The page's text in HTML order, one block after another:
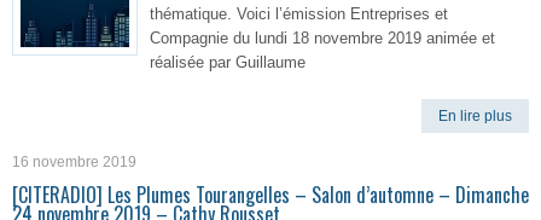
thématique. Voici l’émission Entreprises et
Compagnie du lundi 18 novembre 2019 animée et
réalisée par Guillaume
En lire plus
16 novembre 2019
[CITERADIO] Les Plumes Tourangelles – Salon d’automne – Dimanche
24 novembre 2019 – Cathy Rousset